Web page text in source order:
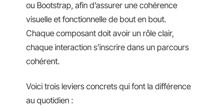
ou Bootstrap, afin d’assurer une cohérence
visuelle et fonctionnelle de bout en bout.
Chaque composant doit avoir un rôle clair,
chaque interaction s’inscrire dans un parcours
cohérent.
Voici trois leviers concrets qui font la différence
au quotidien :